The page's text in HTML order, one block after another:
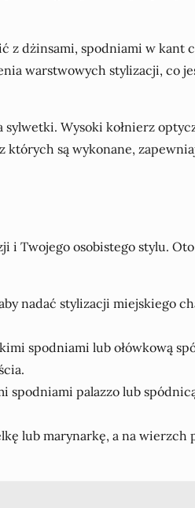
z dżinsami, spodniami w
warstwowych stylizacji, co
Wysoki kołnierz
są wykonane,
i Twojego osobistego stylu.
nadać stylizacji miejskiego
spodniami lub ołówkową
spodniami palazzo lub
lub marynarkę, a na wierzch